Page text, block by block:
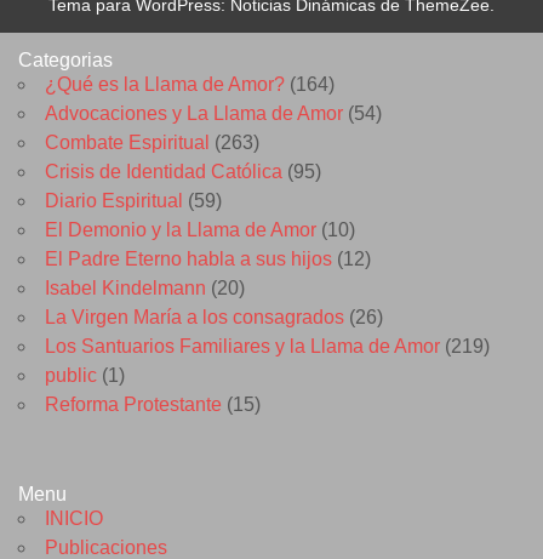
Tema para WordPress: Noticias Dinámicas de ThemeZee.
Categorias
¿Qué es la Llama de Amor? (164)
Advocaciones y La Llama de Amor (54)
Combate Espiritual (263)
Crisis de Identidad Católica (95)
Diario Espiritual (59)
El Demonio y la Llama de Amor (10)
El Padre Eterno habla a sus hijos (12)
Isabel Kindelmann (20)
La Virgen María a los consagrados (26)
Los Santuarios Familiares y la Llama de Amor (219)
public (1)
Reforma Protestante (15)
Menu
INICIO
Publicaciones